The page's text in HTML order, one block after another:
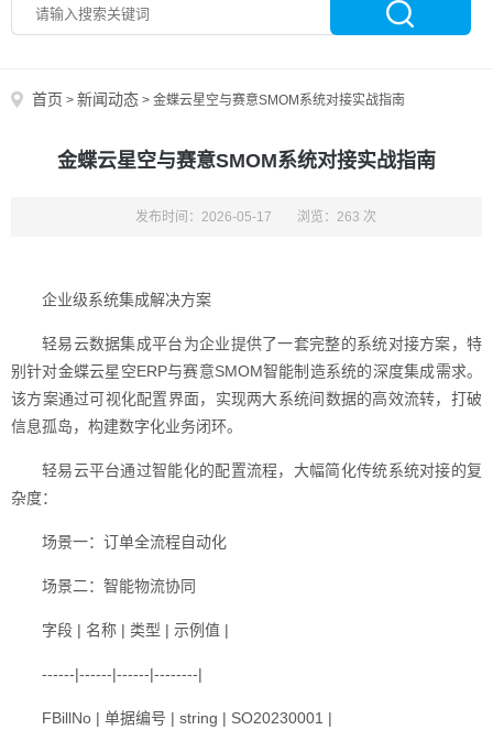
首页 > 新闻动态 > 金蝶云星空与赛意SMOM系统对接实战指南
金蝶云星空与赛意SMOM系统对接实战指南
发布时间：2026-05-17 浏览：263 次
企业级系统集成解决方案
轻易云数据集成平台为企业提供了一套完整的系统对接方案，特
别针对金蝶云星空ERP与赛意SMOM智能制造系统的深度集成需求。
该方案通过可视化配置界面，实现两大系统间数据的高效流转，打破
信息孤岛，构建数字化业务闭环。
轻易云平台通过智能化的配置流程，大幅简化传统系统对接的复
杂度：
场景一：订单全流程自动化
场景二：智能物流协同
字段 | 名称 | 类型 | 示例值 |
------|------|------|--------|
FBillNo | 单据编号 | string | SO20230001 |